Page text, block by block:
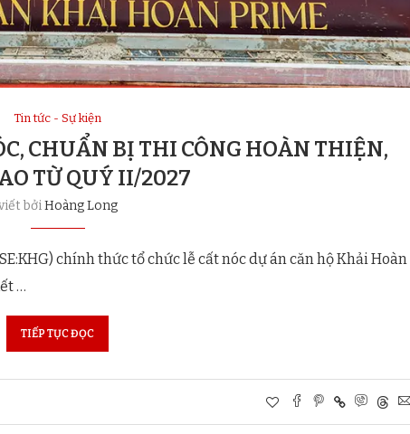
Tin tức - Sự kiện
CHUẨN BỊ THI CÔNG HOÀN THIỆN,
TỪ QUÝ II/2027
bởiHoàng Long
chính thức tổ chức lễ cất nóc dự án căn hộ Khải Hoàn
…
TIẾP TỤC ĐỌC